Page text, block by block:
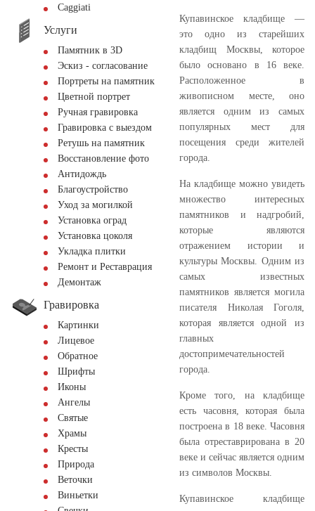
Сaggiati
Услуги
Памятник в 3D
Эскиз - согласование
Портреты на памятник
Цветной портрет
Ручная гравировка
Гравировка с выездом
Ретушь на памятник
Восстановление фото
Антидождь
Благоустройство
Уход за могилкой
Установка оград
Установка цоколя
Укладка плитки
Ремонт и Реставрация
Демонтаж
Гравировка
Картинки
Лицевое
Обратное
Шрифты
Иконы
Ангелы
Святые
Храмы
Кресты
Природа
Веточки
Виньетки
Купавинское кладбище —
это одно из старейших
кладбищ Москвы, которое
было основано в 16 веке.
Расположенное в
живописном месте, оно
является одним из самых
популярных мест для
посещения среди жителей
города.
На кладбище можно увидеть
множество интересных
памятников и надгробий,
которые являются
отражением истории и
культуры Москвы. Одним из
самых известных
памятников является могила
писателя Николая Гоголя,
которая является одной из
главных
достопримечательностей
города.
Кроме того, на кладбище
есть часовня, которая была
построена в 18 веке. Часовня
была отреставрирована в 20
веке и сейчас является одним
из символов Москвы.
Купавинское кладбище